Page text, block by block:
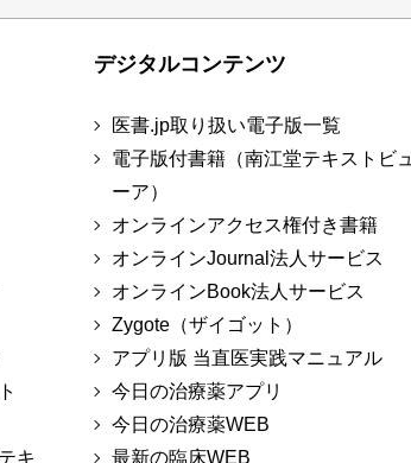
キ
デジタルコンテンツ
医書.jp取り扱い電子版一覧
電子版付書籍（南江堂テキストビュ
ーア）
オンラインアクセス権付き書籍
オンラインJournal法人サービス
オンラインBook法人サービス
Zygote（ザイゴット）
アプリ版 当直医実践マニュアル
今日の治療薬アプリ
今日の治療薬WEB
最新の臨床WEB